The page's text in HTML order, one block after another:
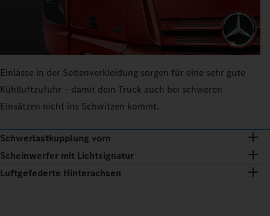
Einlässe in der Seitenverkleidung sorgen für eine sehr gute
Kühlluftzufuhr – damit dein Truck auch bei schweren
Einsätzen nicht ins Schwitzen kommt.
Schwerlastkupplung vorn
Scheinwerfer mit Lichtsignatur
Luftgefederte Hinterachsen